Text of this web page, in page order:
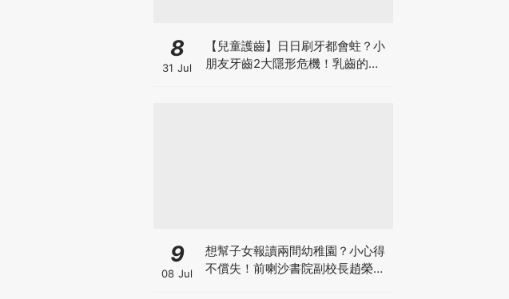
8
31 Jul
【兒童護齒】日日刷牙都會蛀？小
朋友牙齒2大隱形危機！乳齒的琺
9
08 Jul
想幫子女報讀兩間幼稚園？小心得
不償失！前喇沙書院副校長趙榮